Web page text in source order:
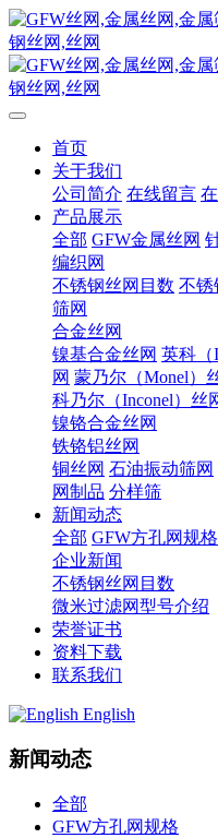
首页
关于我们
公司简介 在线留言
产品展示
全部 GFW金属丝网
编织网
不锈钢丝网目数 不锈
筛网
合金丝网
镍基合金丝网 英科（
网 蒙乃尔（Monel）
科乃尔（Inconel）丝
镍铬合金丝网
铁铬铝丝网
铜丝网 石油振动筛网
网制品 分样筛
新闻动态
全部 GFW方孔网规格
企业新闻
不锈钢丝网目数
微米过滤网型号介绍
荣誉证书
资料下载
联系我们
English
新闻动态
全部
GFW方孔网规格